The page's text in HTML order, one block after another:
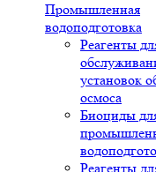
Промышленная
водоподготовка
Реагенты
установок
осмоса
Биоциды
Реагенты